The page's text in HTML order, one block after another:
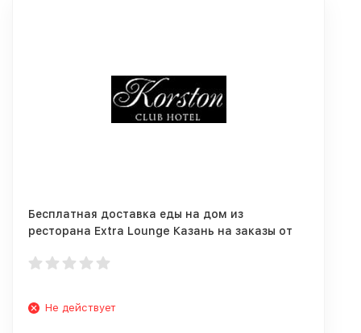
Бесплатная доставка еды на дом из
ресторана Extra Lounge Казань на заказы от
Не действует